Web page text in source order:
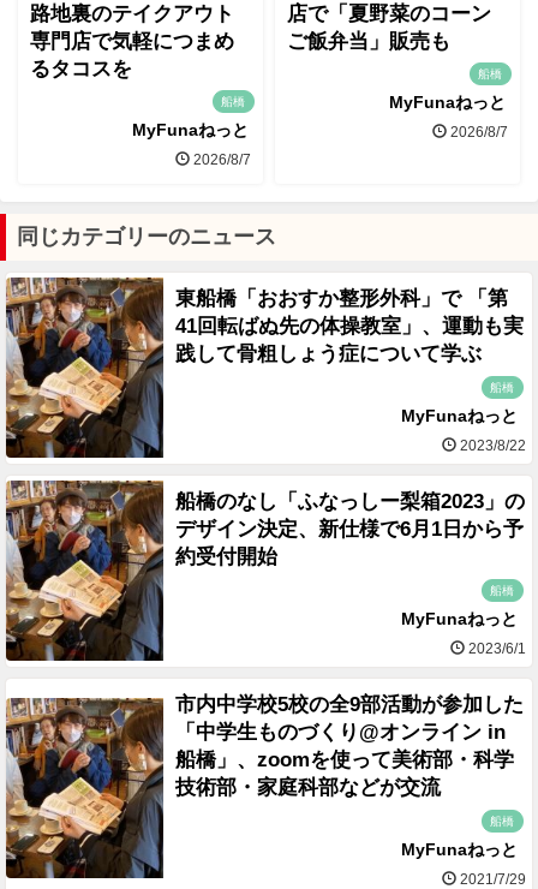
路地裏のテイクアウト
専門店で気軽につまめ
るタコスを
船橋
MyFunaねっと
2026/8/7
店で「夏野菜のコーン
ご飯弁当」販売も
船橋
MyFunaねっと
2026/8/7
同じカテゴリーのニュース
東船橋「おおすか整形外科」で 「第
41回転ばぬ先の体操教室」、運動も実
践して骨粗しょう症について学ぶ
船橋
MyFunaねっと
2023/8/22
船橋のなし「ふなっしー梨箱2023」の
デザイン決定、新仕様で6月1日から予
約受付開始
船橋
MyFunaねっと
2023/6/1
市内中学校5校の全9部活動が参加した
「中学生ものづくり@オンライン in
船橋」、zoomを使って美術部・科学
技術部・家庭科部などが交流
船橋
MyFunaねっと
2021/7/29